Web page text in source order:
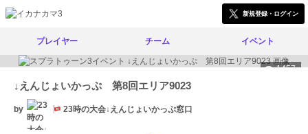
新規登録・ログイン
プレイヤー チーム イベント
1457
↓えんじょいかっぷ 第8回エリア9023
by 23時の大会↓えんじょいかっぷ窓口